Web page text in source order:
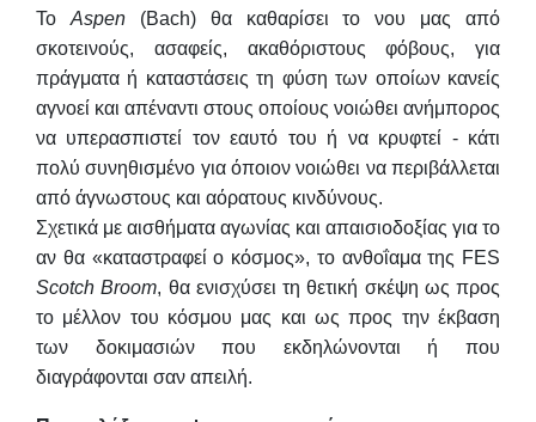
Το Aspen(Bach) θα καθαρίσει το νου μας από
σκοτεινούς, ασαφείς, ακαθόριστους φόβους, για
πράγματα ή καταστάσεις τη φύση των οποίων κανείς
αγνοεί και απέναντι στους οποίους νοιώθει ανήμπορος
να υπερασπιστεί τον εαυτό του ή να κρυφτεί - κάτι
πολύ συνηθισμένο για όποιον νοιώθει να περιβάλλεται
από άγνωστους και αόρατους κινδύνους.
Σχετικά με αισθήματα αγωνίας και απαισιοδοξίας για το
αν θα «καταστραφεί ο κόσμος», το ανθοΐαμα της FES
Scotch Broom, θα ενισχύσει τη θετική σκέψη ως προς
το μέλλον του κόσμου μας και ως προς την έκβαση
των δοκιμασιών που εκδηλώνονται ή που
διαγράφονται σαν απειλή.